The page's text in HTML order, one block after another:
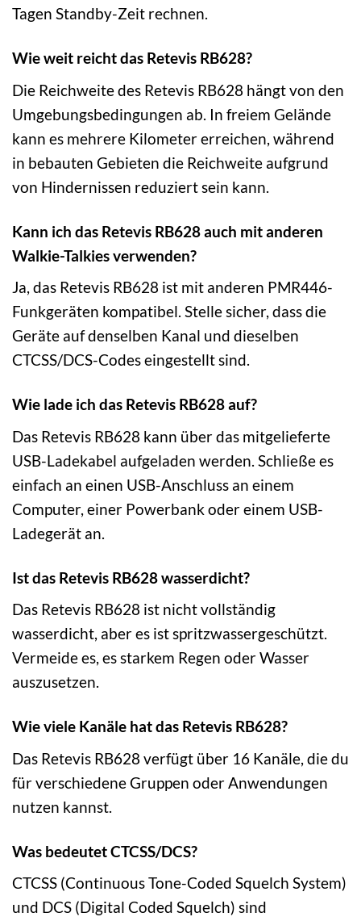
Tagen Standby-Zeit rechnen.
Wie weit reicht das Retevis RB628?
Die Reichweite des Retevis RB628 hängt von den
Umgebungsbedingungen ab. In freiem Gelände
kann es mehrere Kilometer erreichen, während
in bebauten Gebieten die Reichweite aufgrund
von Hindernissen reduziert sein kann.
Kann ich das Retevis RB628 auch mit anderen
Walkie-Talkies verwenden?
Ja, das Retevis RB628 ist mit anderen PMR446-
Funkgeräten kompatibel. Stelle sicher, dass die
Geräte auf denselben Kanal und dieselben
CTCSS/DCS-Codes eingestellt sind.
Wie lade ich das Retevis RB628 auf?
Das Retevis RB628 kann über das mitgelieferte
USB-Ladekabel aufgeladen werden. Schließe es
einfach an einen USB-Anschluss an einem
Computer, einer Powerbank oder einem USB-
Ladegerät an.
Ist das Retevis RB628 wasserdicht?
Das Retevis RB628 ist nicht vollständig
wasserdicht, aber es ist spritzwassergeschützt.
Vermeide es, es starkem Regen oder Wasser
auszusetzen.
Wie viele Kanäle hat das Retevis RB628?
Das Retevis RB628 verfügt über 16 Kanäle, die du
für verschiedene Gruppen oder Anwendungen
nutzen kannst.
Was bedeutet CTCSS/DCS?
CTCSS (Continuous Tone-Coded Squelch System)
und DCS (Digital Coded Squelch) sind